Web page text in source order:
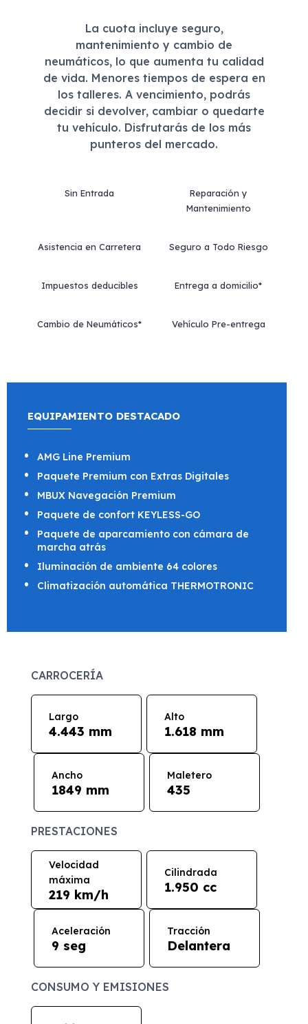
La cuota incluye seguro,
mantenimiento y cambio de
neumáticos, lo que aumenta tu calidad
de vida. Menores tiempos de espera en
los talleres. A vencimiento, podrás
decidir si devolver, cambiar o quedarte
tu vehículo. Disfrutarás de los más
punteros del mercado.
Sin Entrada
Reparación y
Mantenimiento
Asistencia en Carretera Seguro a Todo Riesgo
Impuestos deducibles Entrega a domicilio*
Cambio de Neumáticos* Vehículo Pre-entrega
EQUIPAMIENTO DESTACADO
AMG Line Premium
Paquete Premium con Extras Digitales
MBUX Navegación Premium
Paquete de confort KEYLESS-GO
Paquete de aparcamiento con cámara de
marcha atrás
Iluminación de ambiente 64 colores
Climatización automática THERMOTRONIC
CARROCERÍA
Largo
4.443 mm
Alto
1.618 mm
Ancho
1849 mm
Maletero
435
PRESTACIONES
Velocidad
máxima
219 km/h
Cilindrada
1.950 cc
Aceleración
9 seg
Tracción
Delantera
CONSUMO Y EMISIONES